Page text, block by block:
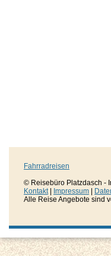
Fahrradreisen
© Reisebüro Platzdasch -
Kontakt| Impressum
Alle Reise Angebote sind